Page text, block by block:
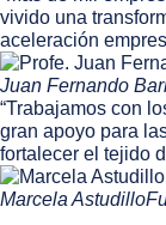
vivido una
aceleración
Juan Fernando
“Trabajamos con
gran apoyo para
fortalecer el tejido
Marcela Astudillo